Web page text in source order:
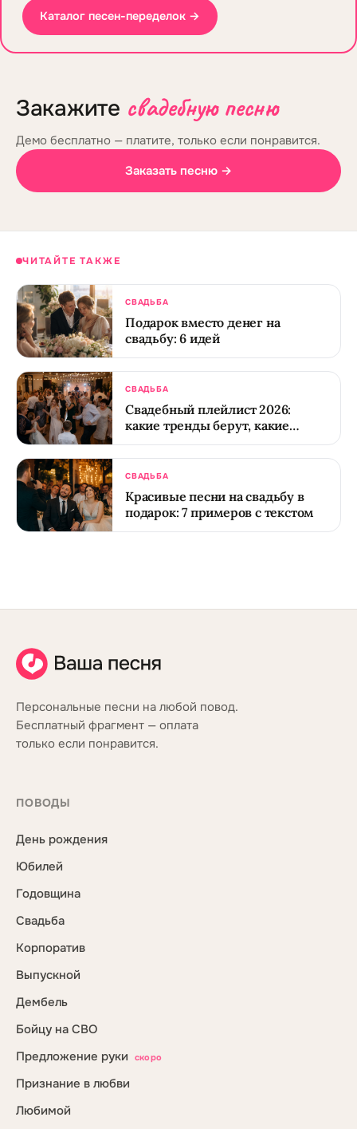
Каталог песен-переделок →
Закажите свадебную песню
Демо бесплатно — платите, только если понравится.
Заказать песню →
ЧИТАЙТЕ ТАКЖЕ
СВАДЬБА
Подарок вместо денег на
свадьбу: 6 идей
СВАДЬБА
Свадебный плейлист 2026:
какие тренды берут, какие
отжили
СВАДЬБА
Красивые песни на свадьбу в
подарок: 7 примеров с текстом
Персональные песни на любой повод.
Бесплатный фрагмент — оплата
только если понравится.
ПОВОДЫ
День рождения
Юбилей
Годовщина
Свадьба
Корпоратив
Выпускной
Дембель
Бойцу на СВО
Предложение руки
скоро
Признание в любви
Любимой